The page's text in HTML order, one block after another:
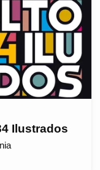
Ilustrados